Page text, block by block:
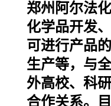
郑州阿尔法
化学品开发
可进行产品
生产等，与
外高校、科
合作关系。